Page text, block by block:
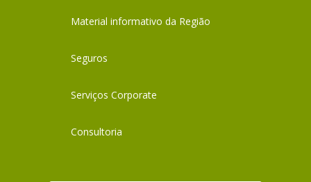
Material informativo da Região
Seguros
Serviços Corporate
Consultoria